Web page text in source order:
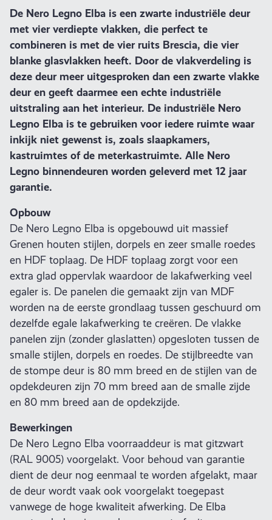
De Nero Legno Elba is een zwarte industriële deur
met vier verdiepte vlakken, die perfect te
combineren is met de vier ruits Brescia, die vier
blanke glasvlakken heeft. Door de vlakverdeling is
deze deur meer uitgesproken dan een zwarte vlakke
deur en geeft daarmee een echte industriële
uitstraling aan het interieur. De industriële Nero
Legno Elba is te gebruiken voor iedere ruimte waar
inkijk niet gewenst is, zoals slaapkamers,
kastruimtes of de meterkastruimte. Alle Nero
Legno binnendeuren worden geleverd met 12 jaar
garantie.
Opbouw
De Nero Legno Elba is opgebouwd uit massief
Grenen houten stijlen, dorpels en zeer smalle roedes
en HDF toplaag. De HDF toplaag zorgt voor een
extra glad oppervlak waardoor de lakafwerking veel
egaler is. De panelen die gemaakt zijn van MDF
worden na de eerste grondlaag tussen geschuurd om
dezelfde egale lakafwerking te creëren. De vlakke
panelen zijn (zonder glaslatten) opgesloten tussen de
smalle stijlen, dorpels en roedes. De stijlbreedte van
de stompe deur is 80 mm breed en de stijlen van de
opdekdeuren zijn 70 mm breed aan de smalle zijde
en 80 mm breed aan de opdekzijde.
Bewerkingen
De Nero Legno Elba voorraaddeur is mat gitzwart
(RAL 9005) voorgelakt. Voor behoud van garantie
dient de deur nog eenmaal te worden afgelakt, maar
de deur wordt vaak ook voorgelakt toegepast
vanwege de hoge kwaliteit afwerking. De Elba